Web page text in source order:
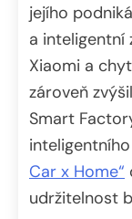
jejího
a inteligentní
Xiaomi a
zároveň
Smart
Car x Home“
udržitelnost